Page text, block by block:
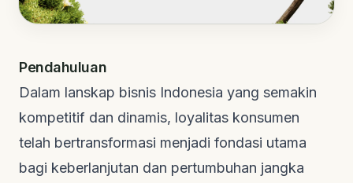
Pendahuluan
Dalam lanskap bisnis Indonesia yang semakin
kompetitif dan dinamis, loyalitas konsumen
telah bertransformasi menjadi fondasi utama
bagi keberlanjutan dan pertumbuhan jangka